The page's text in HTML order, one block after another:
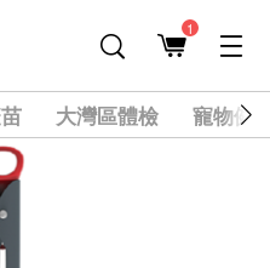
1
大灣區體檢 寵物健